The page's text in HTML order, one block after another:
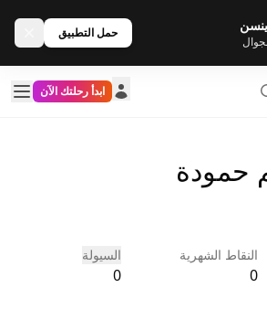
حمل التطبيق
ابدأ رحلتك الآن
حمودة
النقاط الشهرية
0
السيولة
0